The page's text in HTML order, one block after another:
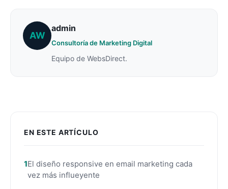
EN ESTE ARTÍCULO
El diseño responsive en email marketing cada
vez más influeyente
AW
admin
Consultoría de Marketing Digital
Equipo de WebsDirect.